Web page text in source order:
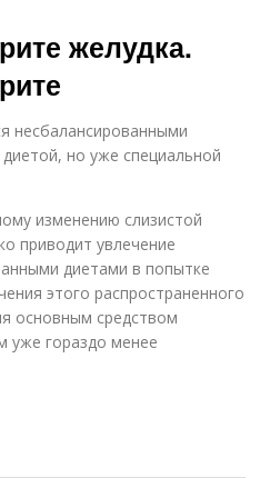
желудка.
несбалансированными
но уже специальной
изменению слизистой
приводит увлечение
диетами в попытке
этого распространенного
основным средством
уже гораздо менее